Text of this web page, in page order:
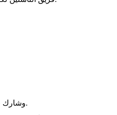
وشارك فارس الشافعي بدلًا من محمد رضا، وعبد الرحمن هشام بدلًا من «شيبا»، وآدم سمير بدلًا من إبراهيم عادل، وعمار وليد بدلًا من عمر زكريا، ومازن أحمد بدلًا من يوسف الجندي.